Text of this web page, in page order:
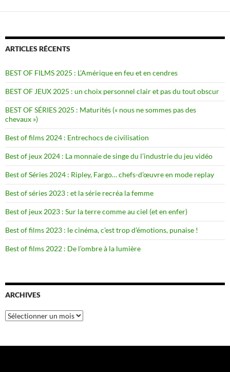
ARTICLES RÉCENTS
BEST OF FILMS 2025 : L’Amérique en feu et en cendres
BEST OF JEUX 2025 : un choix personnel clair et pas du tout obscur
BEST OF SÉRIES 2025 : Maturités (« nous ne sommes pas des
chevaux »)
Best of films 2024 : Entrechocs de civilisation
Best of jeux 2024 : La monnaie de singe du l’industrie du jeu vidéo
Best of Séries 2024 : Ripley, Fargo… chefs-d’œuvre en mode replay
Best of séries 2023 : et la série recréa la femme
Best of jeux 2023 : Sur la terre comme au ciel (et en enfer)
Best of films 2023 : le cinéma, c’est trop d’émotions, punaise !
Best of films 2022 : De l’ombre à la lumière
ARCHIVES
Archives